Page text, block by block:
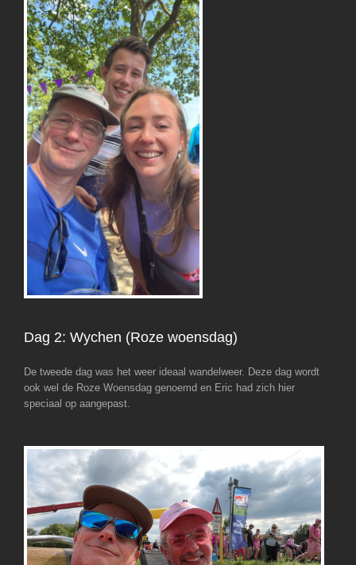
Dag 2: Wychen (Roze woensdag)
De tweede dag was het weer ideaal wandelweer. Deze dag wordt
ook wel de Roze Woensdag genoemd en Eric had zich hier
speciaal op aangepast.